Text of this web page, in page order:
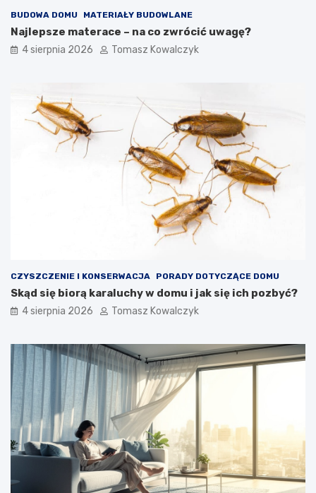
BUDOWA DOMU MATERIAŁY BUDOWLANE
Najlepsze materace – na co zwrócić uwagę?
4 sierpnia 2026 Tomasz Kowalczyk
CZYSZCZENIE I KONSERWACJA PORADY DOTYCZĄCE DOMU
Skąd się biorą karaluchy w domu i jak się ich pozbyć?
4 sierpnia 2026 Tomasz Kowalczyk